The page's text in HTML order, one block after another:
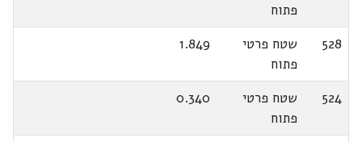
פתוח
528
שטח פרטי
פתוח
1.849
524
שטח פרטי
פתוח
0.340